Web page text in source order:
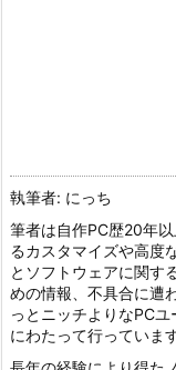
執筆者: にっち
筆者は自作PC歴20年
るカスタマイズや高度
とソフトウェアに関す
めの情報、不具合に遭
っとニッチよりなPC
にわたって行っています